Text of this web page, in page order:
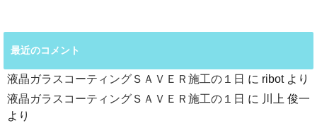
最近のコメント
液晶ガラスコーティングＳＡＶＥＲ施工の１日 に ribotより
液晶ガラスコーティングＳＡＶＥＲ施工の１日 に 川上 俊一
より